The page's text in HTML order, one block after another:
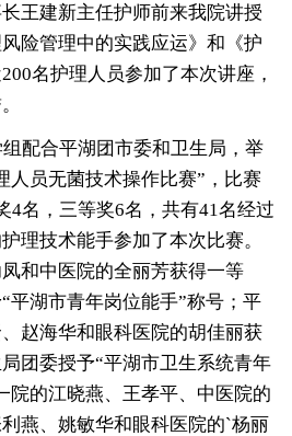
王建新主任护师前来我院讲授
险管理中的实践应运》和《护
名护理人员参加了本次讲座，
合平湖团市委和卫生局，举
人员无菌技术操作比赛”，比赛
4名，三等奖6名，共有41名经过
理技术能手参加了本次比赛。
和中医院的全丽芳获得一等
平湖市青年岗位能手”称号；平
赵海华和眼科医院的胡佳丽获
团委授予“平湖市卫生系统青年
院的江晓燕、王孝平、中医院的
燕、姚敏华和眼科医院的`杨丽